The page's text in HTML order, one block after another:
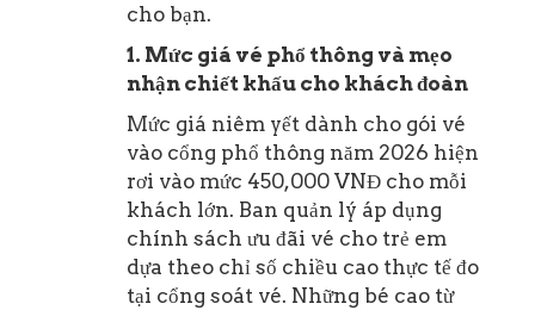
cho bạn.
1. Mức giá vé phổ thông và mẹo
nhận chiết khấu cho khách đoàn
Mức giá niêm yết dành cho gói vé
vào cổng phổ thông năm 2026 hiện
rơi vào mức 450,000 VNĐ cho mỗi
khách lớn. Ban quản lý áp dụng
chính sách ưu đãi vé cho trẻ em
dựa theo chỉ số chiều cao thực tế đo
tại cổng soát vé. Những bé cao từ